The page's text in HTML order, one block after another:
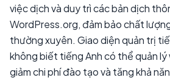
việc dịch và duy trì các bản dịch
WordPress.org, đảm bảo chất
thường xuyên. Giao diện quản trị
không biết tiếng Anh có thể quản
giảm chi phí đào tạo và tăng khả